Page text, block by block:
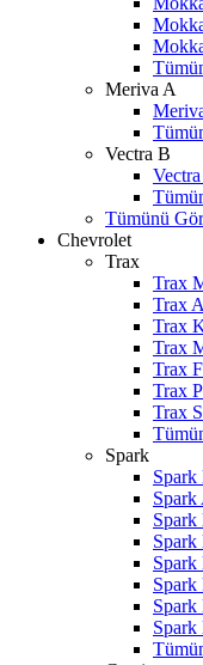
Meriva A
Vectra B
Tümünü Gör
Chevrolet
Trax
Trax
Trax
Trax
Trax
Trax
Trax
Trax
Spark
Spark
Spark
Spark
Spark
Spark
Spark
Spark